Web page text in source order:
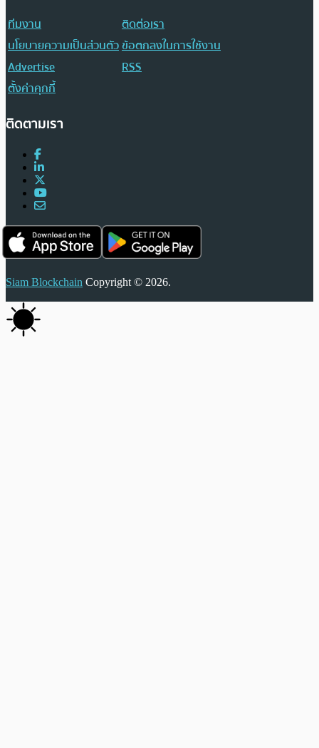
ทีมงาน
ติดต่อเรา
นโยบายความเป็นส่วนตัวข้อตกลงในการใช้งาน
Advertise
RSS
ตั้งค่าคุกกี้
ติดตามเรา
Siam Blockchain Copyright © 2026.